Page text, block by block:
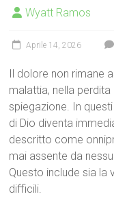
Wyatt Ramos
Aprile 14, 2026
Il dolore non rimane
malattia, nella perdita
spiegazione. In
di Dio diventa
descritto come
mai assente da
Questo include sia la
difficili.